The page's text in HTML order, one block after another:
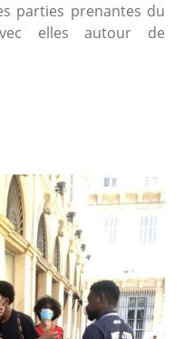
parties prenantes du
elles autour de